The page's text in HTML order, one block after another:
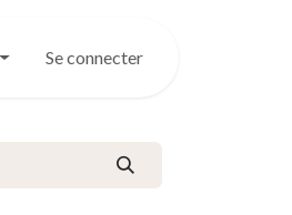
Se connecter